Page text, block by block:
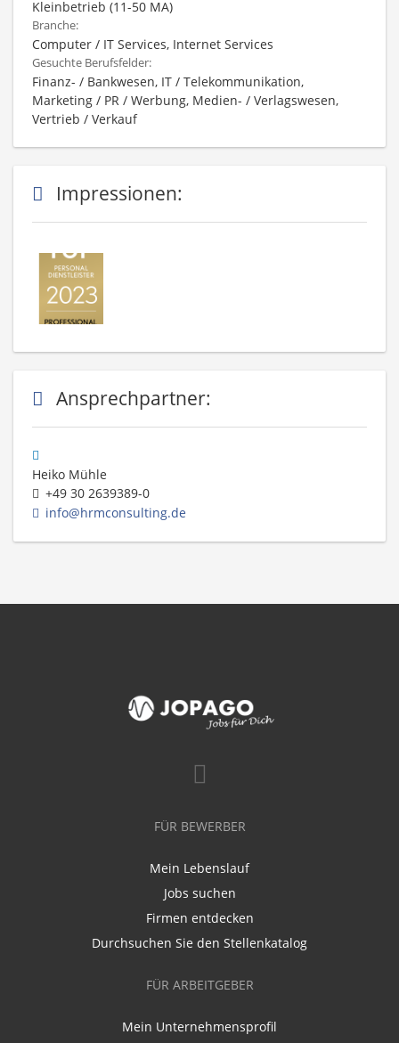
Kleinbetrieb (11-50 MA)
Branche:
Computer / IT Services, Internet Services
Gesuchte Berufsfelder:
Finanz- / Bankwesen, IT / Telekommunikation,
Marketing / PR / Werbung, Medien- / Verlagswesen,
Vertrieb / Verkauf
Impressionen:
Ansprechpartner:
Heiko Mühle
+49 30 2639389-0
info@hrmconsulting.de
FÜR BEWERBER
Mein Lebenslauf
Jobs suchen
Firmen entdecken
Durchsuchen Sie den Stellenkatalog
FÜR ARBEITGEBER
Mein Unternehmensprofil